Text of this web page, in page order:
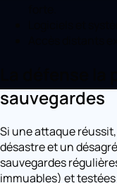
sauvegardes
Si une attaque
désastre et un
sauvegardes
immuables) et